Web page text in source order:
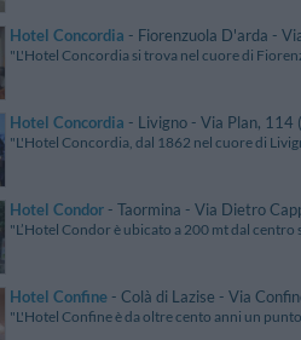
Hotel Concordia - Fiorenzuola D'arda -
"L'Hotel Concordia si trova nel cuore di
Hotel Concordia - Livigno - Via Plan, 114
"L'Hotel Concordia, dal 1862 nel cuore di
Hotel Condor - Taormina - Via Dietro
"L’Hotel Condor è ubicato a 200 mt dal
Hotel Confine - Colà di Lazise - Via
"L'Hotel Confine è da oltre cento anni un